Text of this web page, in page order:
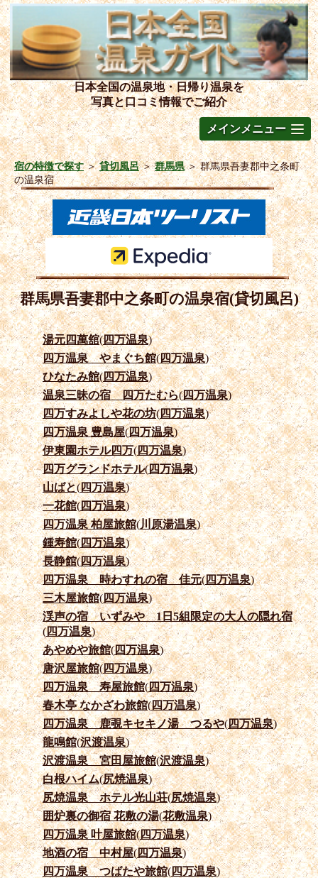
日本全国の温泉地・日帰り温泉を
写真と口コミ情報でご紹介
メインメニュー
宿の特徴で探す＞貸切風呂＞群馬県＞群馬県吾妻郡中之条町
の温泉宿
群馬県吾妻郡中之条町の温泉宿(貸切風呂)
湯元四萬舘(四万温泉)
四万温泉 やまぐち館(四万温泉)
ひなたみ館(四万温泉)
温泉三昧の宿 四万たむら(四万温泉)
四万すみよしや花の坊(四万温泉)
四万温泉 豊島屋(四万温泉)
伊東園ホテル四万(四万温泉)
四万グランドホテル(四万温泉)
山ばと(四万温泉)
一花館(四万温泉)
四万温泉 柏屋旅館(川原湯温泉)
鍾寿館(四万温泉)
長静館(四万温泉)
四万温泉 時わすれの宿 佳元(四万温泉)
三木屋旅館(四万温泉)
渓声の宿 いずみや 1日5組限定の大人の隠れ宿
(四万温泉)
あやめや旅館(四万温泉)
唐沢屋旅館(四万温泉)
四万温泉 寿屋旅館(四万温泉)
春木亭 なかざわ旅館(四万温泉)
四万温泉 鹿覗キセキノ湯 つるや(四万温泉)
龍鳴館(沢渡温泉)
沢渡温泉 宮田屋旅館(沢渡温泉)
白根ハイム(尻焼温泉)
尻焼温泉 ホテル光山荘(尻焼温泉)
囲炉裏の御宿 花敷の湯(花敷温泉)
四万温泉 叶屋旅館(四万温泉)
地酒の宿 中村屋(四万温泉)
四万温泉 つばたや旅館(四万温泉)